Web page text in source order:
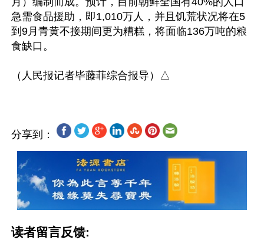
急需食品援助，即1,010万人，并且饥荒状况将在5
到9月青黄不接期间更为糟糕，将面临136万吨的粮
食缺口。
分享到：
读者留言反馈: